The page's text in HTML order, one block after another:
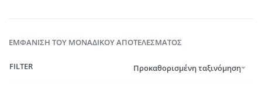
ΕΜΦΆΝΙΣΗ ΤΟΥ ΜΟΝΑΔΙΚΟΎ ΑΠΟΤΕΛΈΣΜΑΤΟΣ
Προκαθορισμένη ταξινόμηση
FILTER